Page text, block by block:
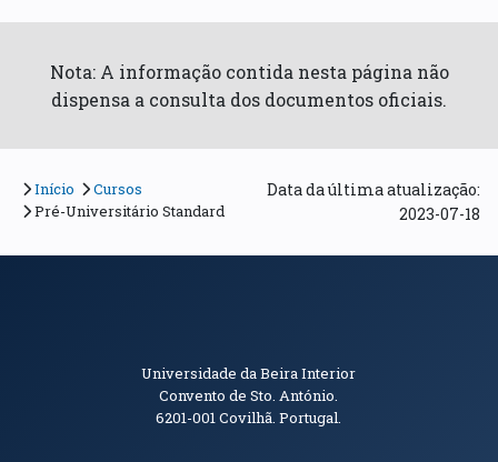
Nota: A informação contida nesta página não
dispensa a consulta dos documentos oficiais.
Início
Cursos
Pré-Universitário Standard
Data da última atualização:
2023-07-18
Informações de Contacto
Universidade da Beira Interior
Convento de Sto. António.
6201-001Covilhã. Portugal.